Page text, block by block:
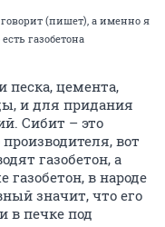
(пишет), а именно я
газобетона
песка, цемента,
и для придания
Сибит – это
производителя, вот
газобетон, а
газобетон, в народе
значит, что его
в печке под